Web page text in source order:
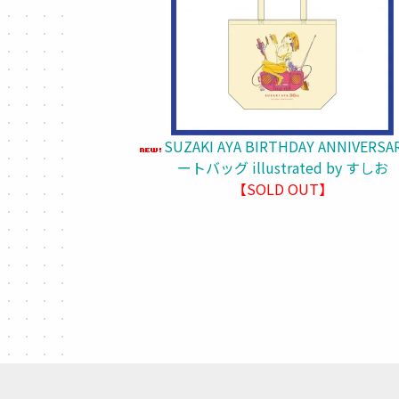
SUZAKI AYA BIRTHDAY
ートバッグ illustrated by すしお
【SOLD OUT】